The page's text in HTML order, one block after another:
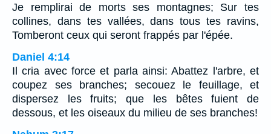
Je remplirai de morts ses montagnes; Sur tes
collines, dans tes vallées, dans tous tes ravins,
Tomberont ceux qui seront frappés par l'épée.
Daniel 4:14
Il cria avec force et parla ainsi: Abattez l'arbre, et
coupez ses branches; secouez le feuillage, et
dispersez les fruits; que les bêtes fuient de
dessous, et les oiseaux du milieu de ses branches!